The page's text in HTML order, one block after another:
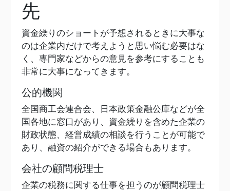
先
資金繰りのショートが予想されるときに大事な
のは企業内だけで考えようと思い悩む必要はな
く、専門家などからの意見を参考にすることも
非常に大事になってきます。
公的機関
全国商工会連合会、日本政策金融公庫などが全
国各地に窓口があり、資金繰りを含めた企業の
財政状態、経営成績の相談を行うことが可能で
あり、融資の紹介ができる場合もあります。
会社の顧問税理士
企業の税務に関する仕事を担うのが顧問税理士